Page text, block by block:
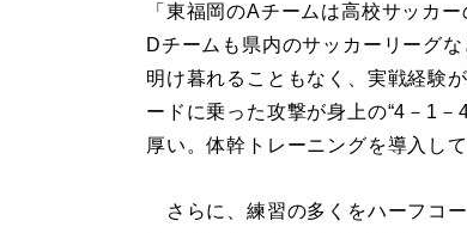
「東福岡のAチームは高校サッカ
Dチームも県内のサッカーリーグ
明け暮れることもなく、実戦経験
ードに乗った攻撃が身上の“4－1
厚い。体幹トレーニングを導入し
さらに、練習の多くをハーフコ